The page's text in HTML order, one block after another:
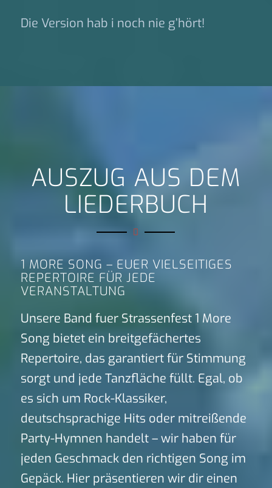
Die Version hab i noch nie g’hört!
AUSZUG AUS DEM
LIEDERBUCH
1 MORE SONG – EUER VIELSEITIGES
REPERTOIRE FÜR JEDE
VERANSTALTUNG
Unsere Band fuer Strassenfest 1 More
Song bietet ein breitgefächertes
Repertoire, das garantiert für Stimmung
sorgt und jede Tanzfläche füllt. Egal, ob
es sich um Rock-Klassiker,
deutschsprachige Hits oder mitreißende
Party-Hymnen handelt – wir haben für
jeden Geschmack den richtigen Song im
Gepäck. Hier präsentieren wir dir einen